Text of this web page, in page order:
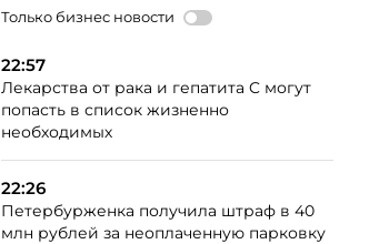
Только бизнес новости
22:57
Лекарства от рака и гепатита C могут
попасть в список жизненно
необходимых
22:26
Петербурженка получила штраф в 40
млн рублей за неоплаченную парковку